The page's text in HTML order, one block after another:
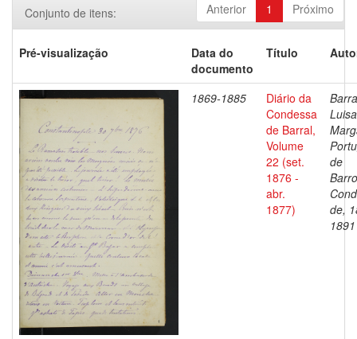
Anterior 1 Próximo
Conjunto de itens:
Pré-visualização
Data do
documento
Título
1869-1885
Diário da
Condessa
de Barral,
Volume
22 (set.
1876 -
abr.
1877)
Luisa
de
de,
1891